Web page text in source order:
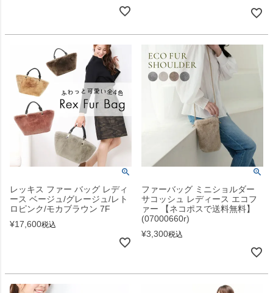
レッキス ファー バッグ レディ
ース ベージュ/グレージュ/レト
ロピンク/モカブラウン 7F
¥17,600税込
ファーバッグ ミニショルダー
サコッシュ レディース エコフ
ァー 【ネコポスで送料無料】
(07000660r)
¥3,300税込